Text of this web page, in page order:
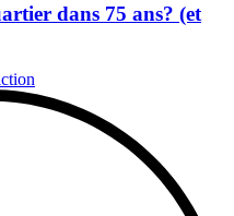
dans 75 ans? (et